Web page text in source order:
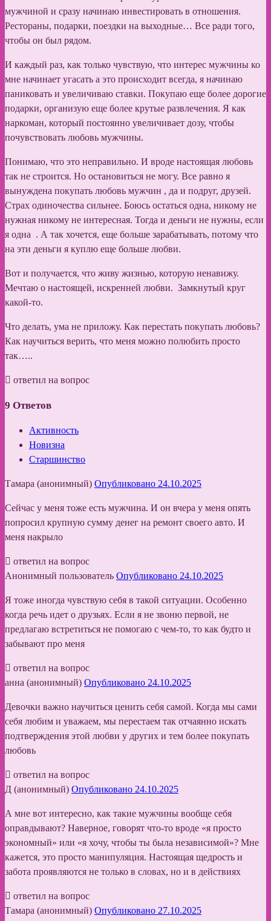
мужчиной и сразу начинаю инвестировать в отношения.
Рестораны, подарки, поездки на выходные… Все ради того,
чтобы он был рядом.
И каждый раз, как только чувствую, что интерес мужчины ко
мне начинает угасать а это происходит всегда, я начинаю
паниковать и увеличиваю ставки. Покупаю еще более дорогие
подарки, организую еще более крутые развлечения. Я как
наркоман, который постоянно увеличивает дозу, чтобы
почувствовать любовь мужчины.
Понимаю, что это неправильно. И вроде настоящая любовь
так не строится. Но остановиться не могу. Все равно я
вынуждена покупать любовь мужчин , да и подруг, друзей.
Страх одиночества сильнее. Боюсь остаться одна, никому не
нужная никому не интересная. Тогда и деньги не нужны, если
я одна . А так хочется, еще больше зарабатывать, потому что
на эти деньги я куплю еще больше любви.
Вот и получается, что живу жизнью, которую ненавижу.
Мечтаю о настоящей, искренней любви. Замкнутый круг
какой-то.
Что делать, ума не приложу. Как перестать покупать любовь?
Как научиться верить, что меня можно полюбить просто
так…..
ответил на вопрос
9 Ответов
Активность
Новизна
Старшинство
Тамара (анонимный) Опубликовано 24.10.2025
Сейчас у меня тоже есть мужчина. И он вчера у меня опять
попросил крупную сумму денег на ремонт своего авто. И
меня накрыло
ответил на вопрос
Анонимный пользователь Опубликовано 24.10.2025
Я тоже иногда чувствую себя в такой ситуации. Особенно
когда речь идет о друзьях. Если я не звоню первой, не
предлагаю встретиться не помогаю с чем-то, то как будто и
забывают про меня
ответил на вопрос
анна (анонимный) Опубликовано 24.10.2025
Девочки важно научиться ценить себя самой. Когда мы сами
себя любим и уважаем, мы перестаем так отчаянно искать
подтверждения этой любви у других и тем более покупать
любовь
ответил на вопрос
Д (анонимный) Опубликовано 24.10.2025
А мне вот интересно, как такие мужчины вообще себя
оправдывают? Наверное, говорят что-то вроде «я просто
экономный» или «я хочу, чтобы ты была независимой»? Мне
кажется, это просто манипуляция. Настоящая щедрость и
забота проявляются не только в словах, но и в действиях
ответил на вопрос
Тамара (анонимный) Опубликовано 27.10.2025